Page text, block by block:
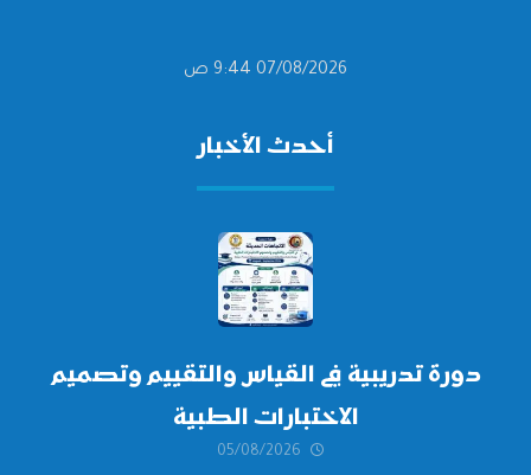
07/08/2026 9:44 ص
أحدث الأخبار
دورة تدريبية في القياس والتقييم وتصميم
الاختبارات الطبية
05/08/2026